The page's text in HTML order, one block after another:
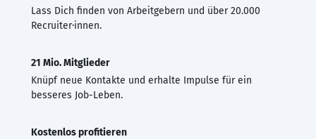
Lass Dich finden von Arbeitgebern und über 20.000
Recruiter·innen.
21 Mio. Mitglieder
Knüpf neue Kontakte und erhalte Impulse für ein
besseres Job-Leben.
Kostenlos profitieren